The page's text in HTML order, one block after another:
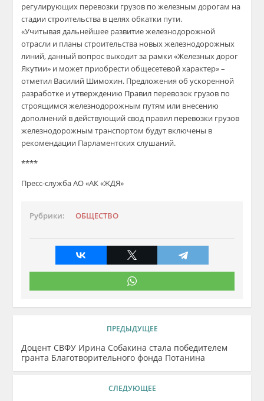
регулирующих перевозки грузов по железным дорогам на
стадии строительства в целях обкатки пути.
«Учитывая дальнейшее развитие железнодорожной
отрасли и планы строительства новых железнодорожных
линий, данный вопрос выходит за рамки «Железных дорог
Якутии» и может приобрести общесетевой характер» –
отметил Василий Шимохин. Предложения об ускоренной
разработке и утверждению Правил перевозок грузов по
строящимся железнодорожным путям или внесению
дополнений в действующий свод правил перевозки грузов
железнодорожным транспортом будут включены в
рекомендации Парламентских слушаний.
****
Пресс-служба АО «АК «ЖДЯ»
Рубрики: ОБЩЕСТВО
ПРЕДЫДУЩЕЕ
Доцент СВФУ Ирина Собакина стала победителем
гранта Благотворительного фонда Потанина
СЛЕДУЮЩЕЕ